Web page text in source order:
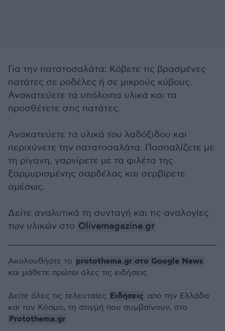
Για την πατατοσαλάτα: Κόβετε τις βρασμένες
πατάτες σε ροδέλες ή σε μικρούς κύβους.
Ανακατεύετε τα υπόλοιπα υλικά και τα
προσθέτετε στις πατάτες.
Ανακατεύετε τα υλικά του λαδόξιδου και
περιχύνετε την πατατοσαλάτα. Πασπαλίζετε με
τη ρίγανη, γαρνίρετε με τα φιλέτα της
ξαρμυρισμένης σαρδέλας και σερβίρετε
αμέσως.
Δείτε αναλυτικά τη συνταγή και τις αναλογίες
των υλικών στο Olivemagazine.gr
Ακολουθήστε το protothema.gr στο Google News
και μάθετε πρώτοι όλες τις ειδήσεις
Δείτε όλες τις τελευταίες Ειδήσεις από την Ελλάδα
και τον Κόσμο, τη στιγμή που συμβαίνουν, στο
Protothema.gr